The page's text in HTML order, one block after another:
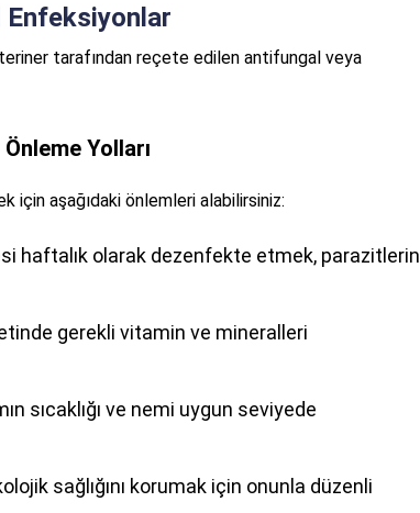
tarafından reçete edilen antifungal veya
Önleme Yolları
için aşağıdaki önlemleri alabilirsiniz:
haftalık olarak dezenfekte etmek, parazitlerin
gerekli vitamin ve mineralleri
sıcaklığı ve nemi uygun seviyede
sağlığını korumak için onunla düzenli